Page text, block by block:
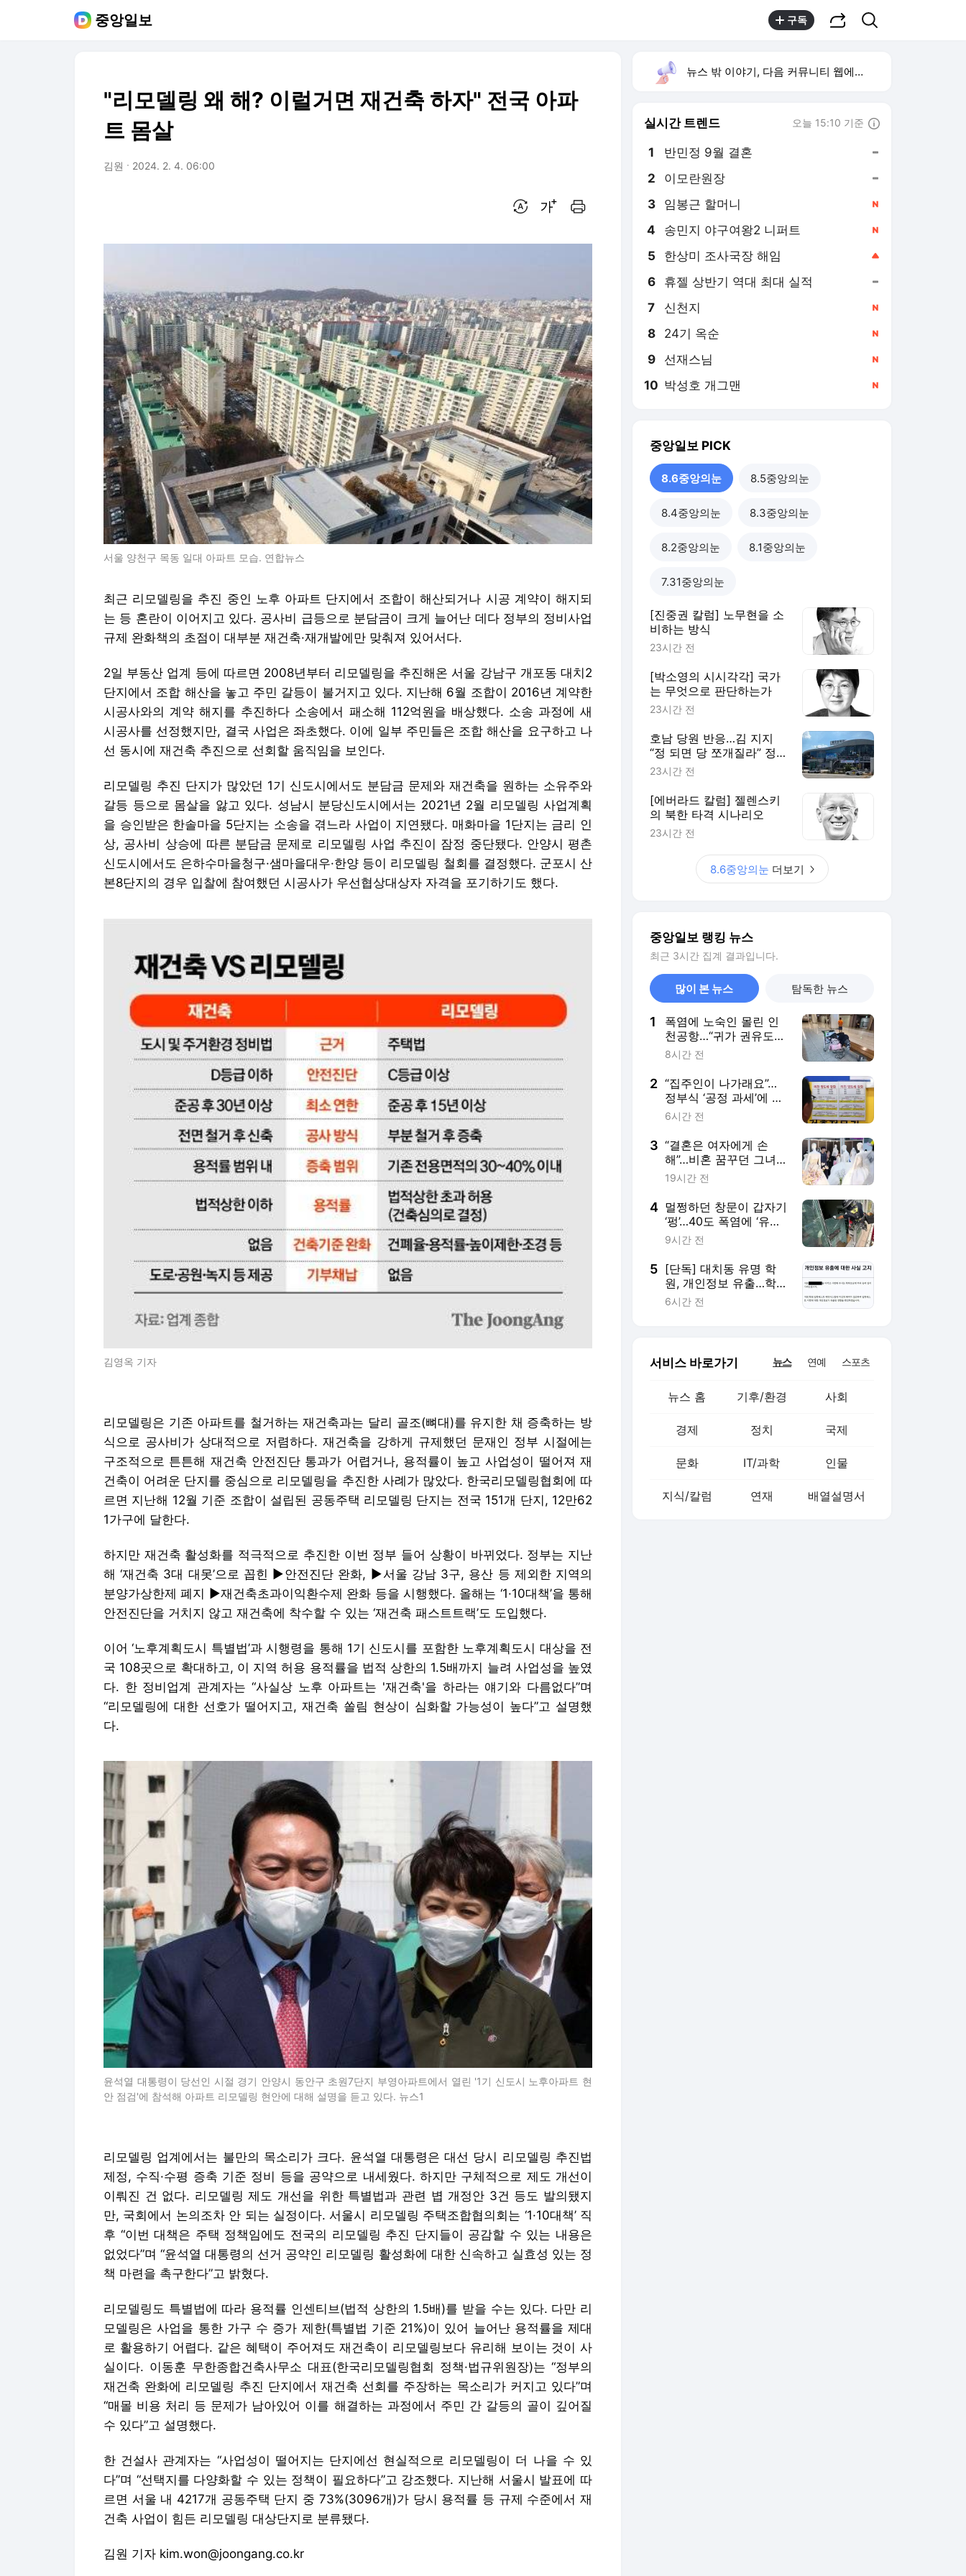
중앙일보 구독
"리모델링 왜 해? 이럴거면 재건축 하자" 전국 아파
트 몸살
김원 2024. 2. 4. 06:00
서울 양천구 목동 일대 아파트 모습. 연합뉴스
최근 리모델링을 추진 중인 노후 아파트 단지에서 조합이 해산되거나 시공 계약이 해지되
는 등 혼란이 이어지고 있다. 공사비 급등으로 분담금이 크게 늘어난 데다 정부의 정비사업
규제 완화책의 초점이 대부분 재건축·재개발에만 맞춰져 있어서다.
2일 부동산 업계 등에 따르면 2008년부터 리모델링을 추진해온 서울 강남구 개포동 대치2
단지에서 조합 해산을 놓고 주민 갈등이 불거지고 있다. 지난해 6월 조합이 2016년 계약한
시공사와의 계약 해지를 추진하다 소송에서 패소해 112억원을 배상했다. 소송 과정에 새
시공사를 선정했지만, 결국 사업은 좌초했다. 이에 일부 주민들은 조합 해산을 요구하고 나
선 동시에 재건축 추진으로 선회할 움직임을 보인다.
리모델링 추진 단지가 많았던 1기 신도시에서도 분담금 문제와 재건축을 원하는 소유주와
갈등 등으로 몸살을 앓고 있다. 성남시 분당신도시에서는 2021년 2월 리모델링 사업계획
을 승인받은 한솔마을 5단지는 소송을 겪느라 사업이 지연됐다. 매화마을 1단지는 금리 인
상, 공사비 상승에 따른 분담금 문제로 리모델링 사업 추진이 잠정 중단됐다. 안양시 평촌
신도시에서도 은하수마을청구·샘마을대우·한양 등이 리모델링 철회를 결정했다. 군포시 산
본8단지의 경우 입찰에 참여했던 시공사가 우선협상대상자 자격을 포기하기도 했다.
김영옥 기자
리모델링은 기존 아파트를 철거하는 재건축과는 달리 골조(뼈대)를 유지한 채 증축하는 방
식으로 공사비가 상대적으로 저렴하다. 재건축을 강하게 규제했던 문재인 정부 시절에는
구조적으로 튼튼해 재건축 안전진단 통과가 어렵거나, 용적률이 높고 사업성이 떨어져 재
건축이 어려운 단지를 중심으로 리모델링을 추진한 사례가 많았다. 한국리모델링협회에 따
르면 지난해 12월 기준 조합이 설립된 공동주택 리모델링 단지는 전국 151개 단지, 12만62
1가구에 달한다.
하지만 재건축 활성화를 적극적으로 추진한 이번 정부 들어 상황이 바뀌었다. 정부는 지난
해 ‘재건축 3대 대못’으로 꼽힌 ▶안전진단 완화, ▶서울 강남 3구, 용산 등 제외한 지역의
분양가상한제 폐지 ▶재건축초과이익환수제 완화 등을 시행했다. 올해는 ‘1·10대책’을 통해
안전진단을 거치지 않고 재건축에 착수할 수 있는 ‘재건축 패스트트랙’도 도입했다.
이어 ‘노후계획도시 특별법’과 시행령을 통해 1기 신도시를 포함한 노후계획도시 대상을 전
국 108곳으로 확대하고, 이 지역 허용 용적률을 법적 상한의 1.5배까지 늘려 사업성을 높였
다. 한 정비업계 관계자는 “사실상 노후 아파트는 '재건축'을 하라는 얘기와 다름없다”며
“리모델링에 대한 선호가 떨어지고, 재건축 쏠림 현상이 심화할 가능성이 높다”고 설명했
다.
윤석열 대통령이 당선인 시절 경기 안양시 동안구 초원7단지 부영아파트에서 열린 '1기 신도시 노후아파트 현
안 점검'에 참석해 아파트 리모델링 현안에 대해 설명을 듣고 있다. 뉴스1
리모델링 업계에서는 불만의 목소리가 크다. 윤석열 대통령은 대선 당시 리모델링 추진법
제정, 수직·수평 증축 기준 정비 등을 공약으로 내세웠다. 하지만 구체적으로 제도 개선이
이뤄진 건 없다. 리모델링 제도 개선을 위한 특별법과 관련 볍 개정안 3건 등도 발의됐지
만, 국회에서 논의조차 안 되는 실정이다. 서울시 리모델링 주택조합협의회는 ‘1·10대책’ 직
후 “이번 대책은 주택 정책임에도 전국의 리모델링 추진 단지들이 공감할 수 있는 내용은
없었다”며 “윤석열 대통령의 선거 공약인 리모델링 활성화에 대한 신속하고 실효성 있는 정
책 마련을 촉구한다”고 밝혔다.
리모델링도 특별법에 따라 용적률 인센티브(법적 상한의 1.5배)를 받을 수는 있다. 다만 리
모델링은 사업을 통한 가구 수 증가 제한(특별법 기준 21%)이 있어 늘어난 용적률을 제대
로 활용하기 어렵다. 같은 혜택이 주어져도 재건축이 리모델링보다 유리해 보이는 것이 사
실이다. 이동훈 무한종합건축사무소 대표(한국리모델링협회 정책·법규위원장)는 “정부의
재건축 완화에 리모델링 추진 단지에서 재건축 선회를 주장하는 목소리가 커지고 있다”며
“매몰 비용 처리 등 문제가 남아있어 이를 해결하는 과정에서 주민 간 갈등의 골이 깊어질
수 있다”고 설명했다.
한 건설사 관계자는 “사업성이 떨어지는 단지에선 현실적으로 리모델링이 더 나을 수 있
다”며 “선택지를 다양화할 수 있는 정책이 필요하다”고 강조했다. 지난해 서울시 발표에 따
르면 서울 내 4217개 공동주택 단지 중 73%(3096개)가 당시 용적률 등 규제 수준에서 재
건축 사업이 힘든 리모델링 대상단지로 분류됐다.
김원 기자 kim.won@joongang.co.kr
뉴스 밖 이야기, 다음 커뮤니티 웹에서 보기
실시간 트렌드 오늘 15:10 기준
1 반민정 9월 결혼
2 이모란원장
3 임봉근 할머니
4 송민지 야구여왕2 니퍼트
5 한상미 조사국장 해임
6 휴젤 상반기 역대 최대 실적
7 신천지
8 24기 옥순
9 선재스님
10 박성호 개그맨
중앙일보 PICK
8.6중앙의눈 8.5중앙의눈
8.4중앙의눈 8.3중앙의눈
8.2중앙의눈 8.1중앙의눈
7.31중앙의눈
[진중권 칼럼] 노무현을 소
비하는 방식
23시간 전
[박소영의 시시각각] 국가
는 무엇으로 판단하는가
23시간 전
호남 당원 반응…김 지지
“정 되면 당 쪼개질라” 정
지지 “과반으로 끝낼 것”
23시간 전
[에버라드 칼럼] 젤렌스키
의 북한 타격 시나리오
23시간 전
8.6중앙의눈 더보기
중앙일보 랭킹 뉴스
최근 3시간 집계 결과입니다.
많이 본 뉴스 탐독한 뉴스
1
폭염에 노숙인 몰린 인
천공항…“귀가 권유도
안 통한다” 왜
8시간 전
2 “집주인이 나가래요”…
정부식 ‘공정 과세’에 불
안해진 세입자들
6시간 전
3 “결혼은 여자에게 손
해”…비혼 꿈꾸던 그녀
들, 이젠 혼인한다 왜
19시간 전
4 멀쩡하던 창문이 갑자기
‘펑’…40도 폭염에 ‘유리
폭탄’ 터진다
9시간 전
5 [단독] 대치동 유명 학
원, 개인정보 유출…학부
모들 “레테만 봤는데 주
6시간 전
서비스 바로가기 뉴스 연예 스포츠
뉴스 홈 기후/환경 사회
경제 정치 국제
문화 IT/과학 인물
지식/칼럼 연재 배열설명서